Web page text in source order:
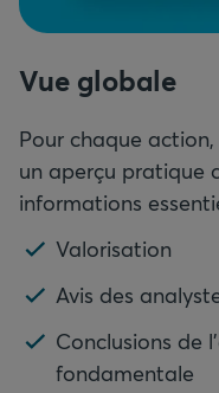
Vue globale
Pour chaque
un aperçu pratique
informations
Valorisation
Avis des
Conclusions de
fondamentale